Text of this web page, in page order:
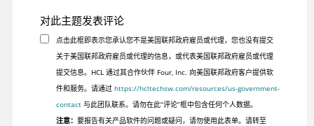
对此主题发表评论
点击此框即表示您承认您不是美国联邦政府雇员或代理，您也没有提交
关于美国联邦政府雇员或代理的信息，或代表美国联邦政府雇员或代理
提交信息。HCL 通过其合作伙伴 Four, Inc. 向美国联邦政府客户提供软
件和服务。请通过 https://hcltechsw.com/resources/us-government-
contact与此团队联系。请勿在此“评论”框中包含任何个人数据。
注意： 要报告有关产品软件的问题或疑问，请勿使用此表单。请转至